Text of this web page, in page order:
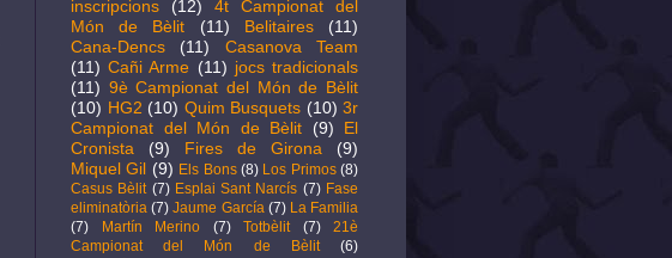
inscripcions
(12)
4t Campionat del
Món de Bèlit
(11) Belitaires
(11)
Cana-Dencs
(11)
Casanova Team
(11) Cañi Arme (11) jocs tradicionals
(11) 9è Campionat del Món de Bèlit
(10) HG2 (10) Quim Busquets (10) 3r
Campionat del Món de Bèlit
(9)
El
Cronista
(9) Fires de Girona
(9)
Miquel Gil (9) Els Bons (8) Los Primos (8)
Casus Bèlit (7) Esplai Sant Narcís (7) Fase
eliminatòria (7) Jaume García (7) La Familia
(7)
Martín Merino (7) Totbèlit (7)
21è
Campionat del Món de Bèlit
(6)